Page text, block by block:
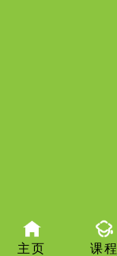
主页 课程